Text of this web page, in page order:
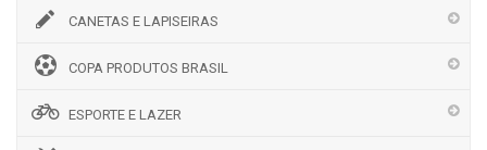
CANETAS E LAPISEIRAS
COPA PRODUTOS BRASIL
ESPORTE E LAZER